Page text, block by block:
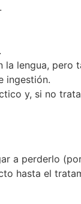
la lengua, pero
ingestión.
y, si no
a perderlo
hasta el